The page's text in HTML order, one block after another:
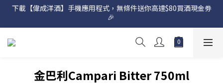
網店購滿 $500 即享免費送貨服務📦
下載【偉成洋酒】手機應用程式，無條件送你高達$80買酒現金劵
🎉
網店購滿 $500 即享免費送貨服務📦
金巴利Campari Bitter 750ml